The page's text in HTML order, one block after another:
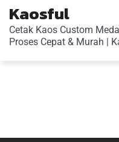
Kaosful
Cetak Kaos Custom
Proses Cepat & Murah |